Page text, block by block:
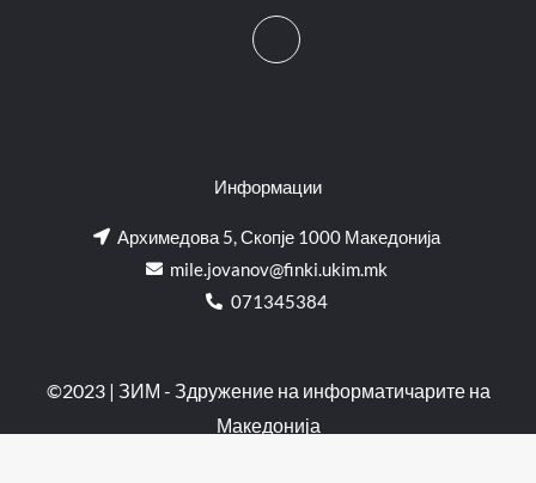
Информации
Архимедова 5, Скопје 1000 Македонија
mile.jovanov@finki.ukim.mk​
071345384
©2023 | ЗИМ - Здружение на информатичарите на
Македонија